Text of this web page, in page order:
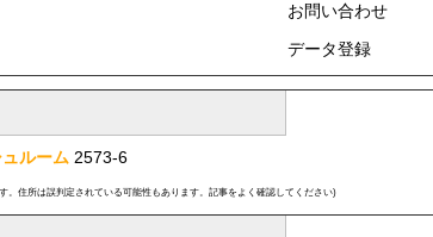
お問い合わせ
データ登録
ルーム 2573-6
。住所は誤判定されている可能性もあります。記事をよく確認してください)